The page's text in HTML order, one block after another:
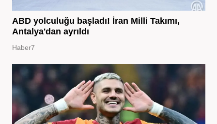
ABD yolculuğu başladı! İran Milli Takımı,
Antalya'dan ayrıldı
Haber7